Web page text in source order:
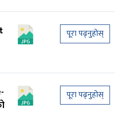
पूरा पढ्नुहोस्
पूरा पढ्नुहोस्